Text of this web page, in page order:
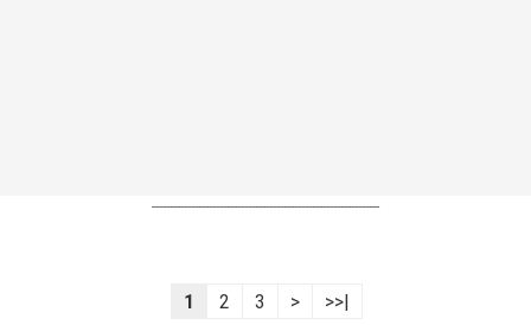
----------------------------------------------------------------
1 2 3 > >>|